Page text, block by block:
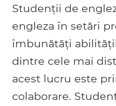
Studenții de
engleza în setări
îmbunătăți
dintre cele mai
acest lucru este
colaborare.